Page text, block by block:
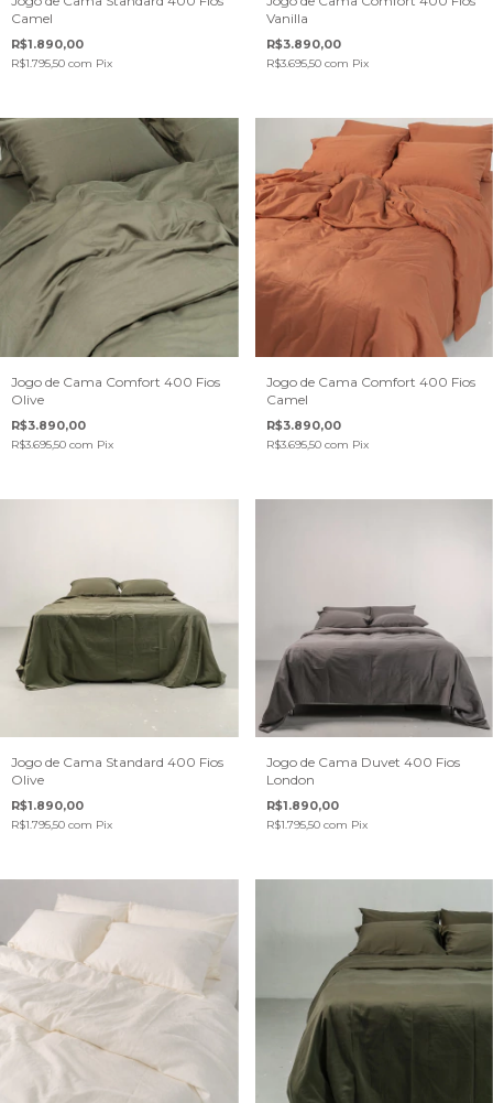
Camel
R$1.890,00
R$1.795,50 com Pix
Vanilla
R$3.890,00
R$3.695,50 com Pix
Jogo de Cama Comfort 400 Fios
Olive
R$3.890,00
R$3.695,50 com Pix
Jogo de Cama Comfort 400 Fios
Camel
R$3.890,00
R$3.695,50 com Pix
Jogo de Cama Standard 400 Fios
Olive
R$1.890,00
R$1.795,50 com Pix
Jogo de Cama Duvet 400 Fios
London
R$1.890,00
R$1.795,50 com Pix